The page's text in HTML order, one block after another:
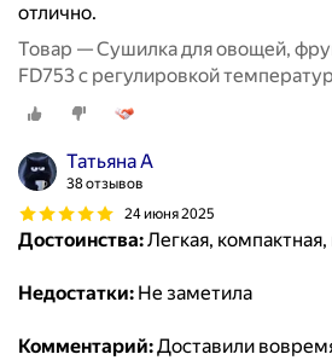
отлично.
Товар — Сушилка для овощей,
FD753 с регулировкой
градусов, 5 прозрачных поддонов,
Татьяна А
38 отзывов
24 июня 2025
Достоинства:Легкая,
Недостатки: Не заметила
Комментарий:Доставили